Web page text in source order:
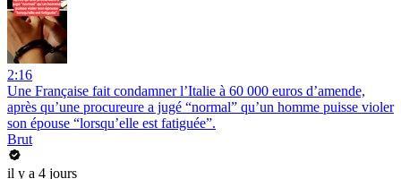
2:16
Une Française fait condamner l’Italie à 60 000 euros d’amende,
après qu’une procureure a jugé “normal” qu’un homme puisse violer
son épouse “lorsqu’elle est fatiguée”.
Brut
il y a 4 jours